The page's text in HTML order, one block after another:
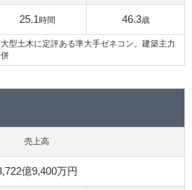
25.1時間 46.3歳
型土木に定評ある準大手ゼネコン。建築主力
売上高
億9,400万円